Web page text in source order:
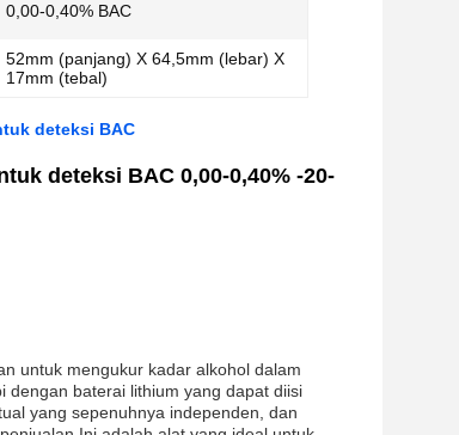
0,00-0,40% BAC
52mm (panjang) X 64,5mm (lebar) X
17mm (tebal)
deteksi BAC
deteksi BAC 0,00-0,40% -20-
untuk mengukur kadar alkohol dalam
dengan baterai lithium yang dapat diisi
yang sepenuhnya independen, dan